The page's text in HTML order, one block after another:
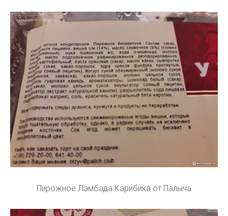
Пирожное Ламбада Карибика от Палыча